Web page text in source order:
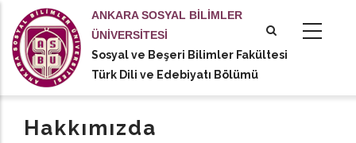
içeriğe
atla
ANKARA SOSYAL BİLİMLER
ÜNİVERSİTESİ
Sosyal ve Beşeri Bilimler Fakültesi
Türk Dili ve Edebiyatı Bölümü
actions
Hakkımızda